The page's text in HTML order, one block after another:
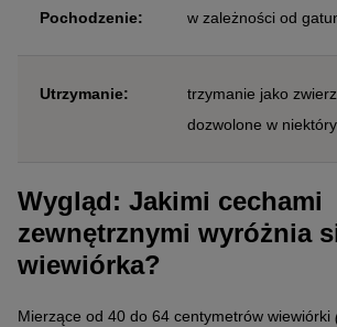
Pochodzenie: w zależności od
Utrzymanie:
trzymanie jako
dozwolone w
Wygląd: Jakimi cechami
zewnętrznymi wyróżnia
wiewiórka?
Mierzące od 40 do 64 centymetrów wiewiórki